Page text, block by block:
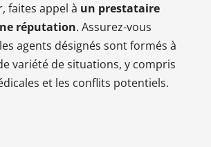
faites appel à un prestataire
réputation. Assurez-vous
agents désignés sont formés à
variété de situations, y compris
et les conflits potentiels.